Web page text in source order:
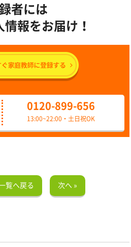
者には
報をお届け！
0120-899-656
13:00~22:00・土日祝OK
覧へ戻る 次へ »